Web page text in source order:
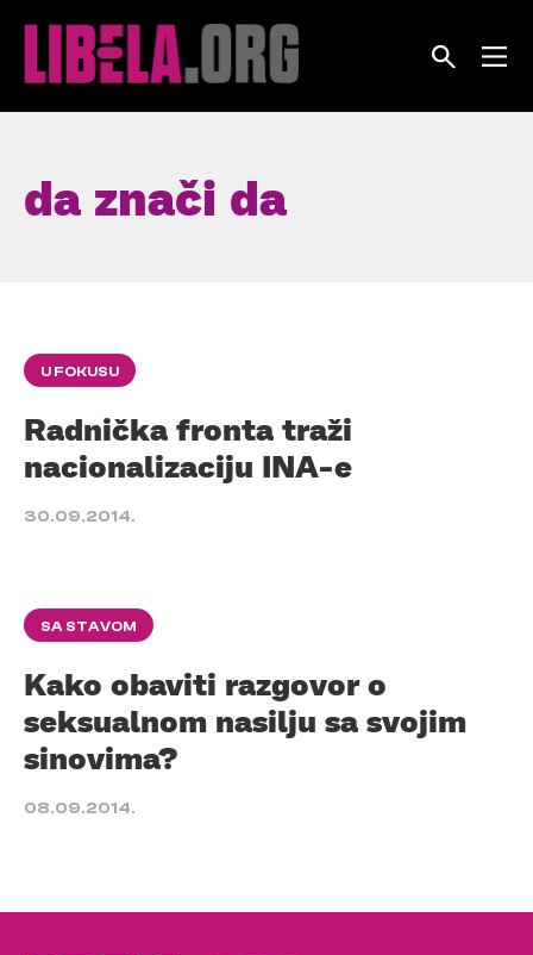
da znači da
U FOKUSU
Radnička fronta traži
nacionalizaciju INA-e
30.09.2014.
SA STAVOM
Kako obaviti razgovor o
seksualnom nasilju sa svojim
sinovima?
08.09.2014.